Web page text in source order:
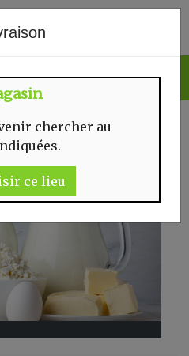
chercher au
ce lieu